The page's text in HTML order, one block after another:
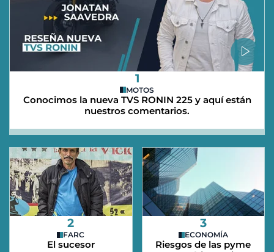
1
MOTOS
Conocimos la nueva TVS RONIN 225 y aquí están
nuestros comentarios.
2
FARC
El sucesor
3
ECONOMÍA
Riesgos de las pyme